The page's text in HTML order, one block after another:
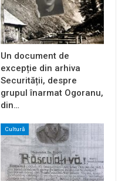
Un document de
excepție din arhiva
Securității, despre
grupul înarmat Ogoranu,
din…
Cultură